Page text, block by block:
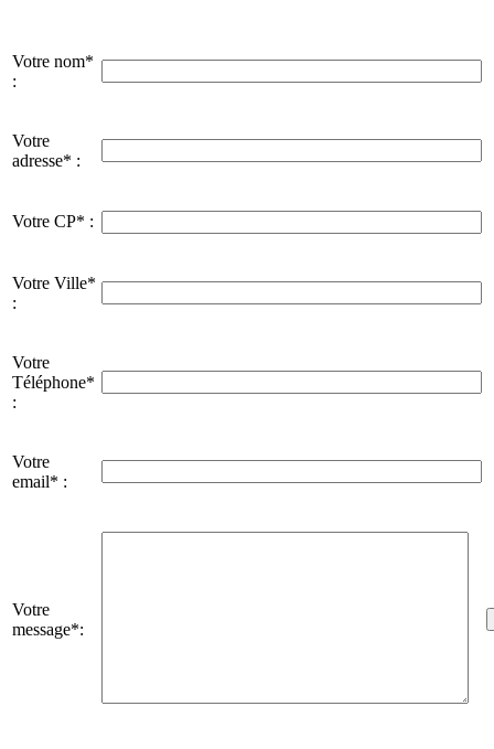
Votre nom*
:
Votre
adresse* :
Votre CP* :
Votre Ville*
:
Votre
Téléphone*
:
Votre
email* :
Votre
message*: